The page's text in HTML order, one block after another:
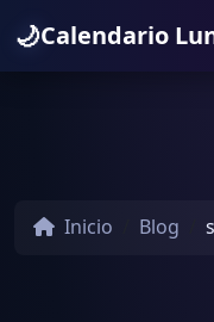
🌙Calendario
Inicio Blog